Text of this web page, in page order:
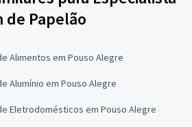
de Papelão
Alimentos em Pouso Alegre
Alumínio em Pouso Alegre
Eletrodomésticos em Pouso Alegre